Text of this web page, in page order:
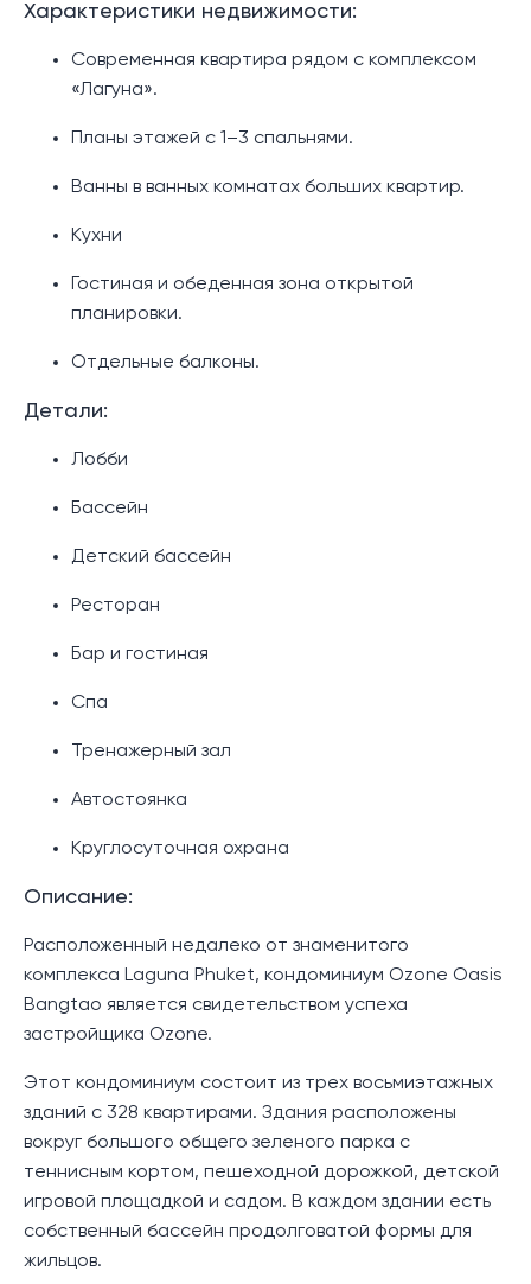
Характеристики недвижимости:
Современная квартира рядом с комплексом
«Лагуна».
Планы этажей с 1–3 спальнями.
Ванны в ванных комнатах больших квартир.
Кухни
Гостиная и обеденная зона открытой
планировки.
Отдельные балконы.
Детали:
Лобби
Бассейн
Детский бассейн
Ресторан
Бар и гостиная
Спа
Тренажерный зал
Автостоянка
Круглосуточная охрана
Описание:
Расположенный недалеко от знаменитого
комплекса Laguna Phuket, кондоминиум Ozone Oasis
Bangtao является свидетельством успеха
застройщика Ozone.
Этот кондоминиум состоит из трех восьмиэтажных
зданий с 328 квартирами. Здания расположены
вокруг большого общего зеленого парка с
теннисным кортом, пешеходной дорожкой, детской
игровой площадкой и садом. В каждом здании есть
собственный бассейн продолговатой формы для
жильцов.